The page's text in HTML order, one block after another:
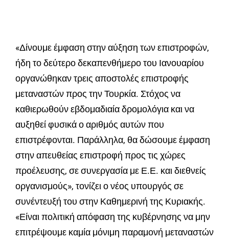
«Δίνουμε έμφαση στην αύξηση των επιστροφών,
ήδη το δεύτερο δεκαπενθήμερο του Ιανουαρίου
οργανώθηκαν τρεις αποστολές επιστροφής
μεταναστών προς την Τουρκία. Στόχος να
καθιερωθούν εβδομαδιαία δρομολόγια και να
αυξηθεί φυσικά ο αριθμός αυτών που
επιστρέφονται. Παράλληλα, θα δώσουμε έμφαση
στην απευθείας επιστροφή προς τις χώρες
προέλευσης, σε συνεργασία με Ε.Ε. και διεθνείς
οργανισμούς», τονίζει ο νέος υπουργός σε
συνέντευξή του στην Καθημερινή της Κυριακής.
«Είναι πολιτική απόφαση της κυβέρνησης να μην
επιτρέψουμε καμία μόνιμη παραμονή μεταναστών